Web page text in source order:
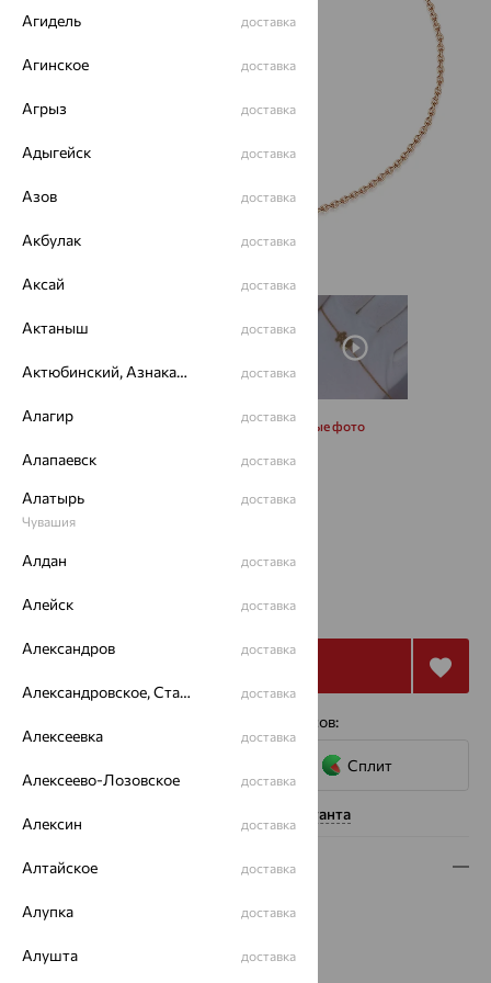
Запросить дополнительные фото
16.5
от 43 575 121 043
с помощью сервисов:
Сплит
Нужна помощь консультанта
Описание
Вид изделия:
Металл:
Агидель доставка
Агинское доставка
Агрыз доставка
Адыгейск доставка
Азов доставка
Акбулак доставка
Аксай доставка
Актаныш доставка
Актюбинский, Азнакаевский район доставка
Алагир доставка
Алапаевск доставка
Алатырь
Чувашия
доставка
Алдан доставка
Алейск доставка
Александров доставка
Александровское, Ставропольский край доставка
Алексеевка доставка
Алексеево-Лозовское доставка
Алексин доставка
Алтайское доставка
Алупка доставка
Алушта доставка